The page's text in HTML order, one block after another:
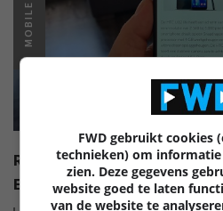
MOBILE
REVIEW: HTC U12 LIFE –
ECHTE BIJZONDERHEDEN
FWD gebruikt cookies
technieken) om
zien. Deze gegevens
website goed te laten
van de website te